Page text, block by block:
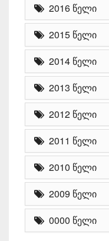
2016 წელი
2015 წელი
2014 წელი
2013 წელი
2012 წელი
2011 წელი
2010 წელი
2009 წელი
0000 წელი